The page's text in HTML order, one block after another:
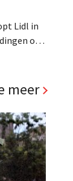
Lidl in
op
het
Ook
meer